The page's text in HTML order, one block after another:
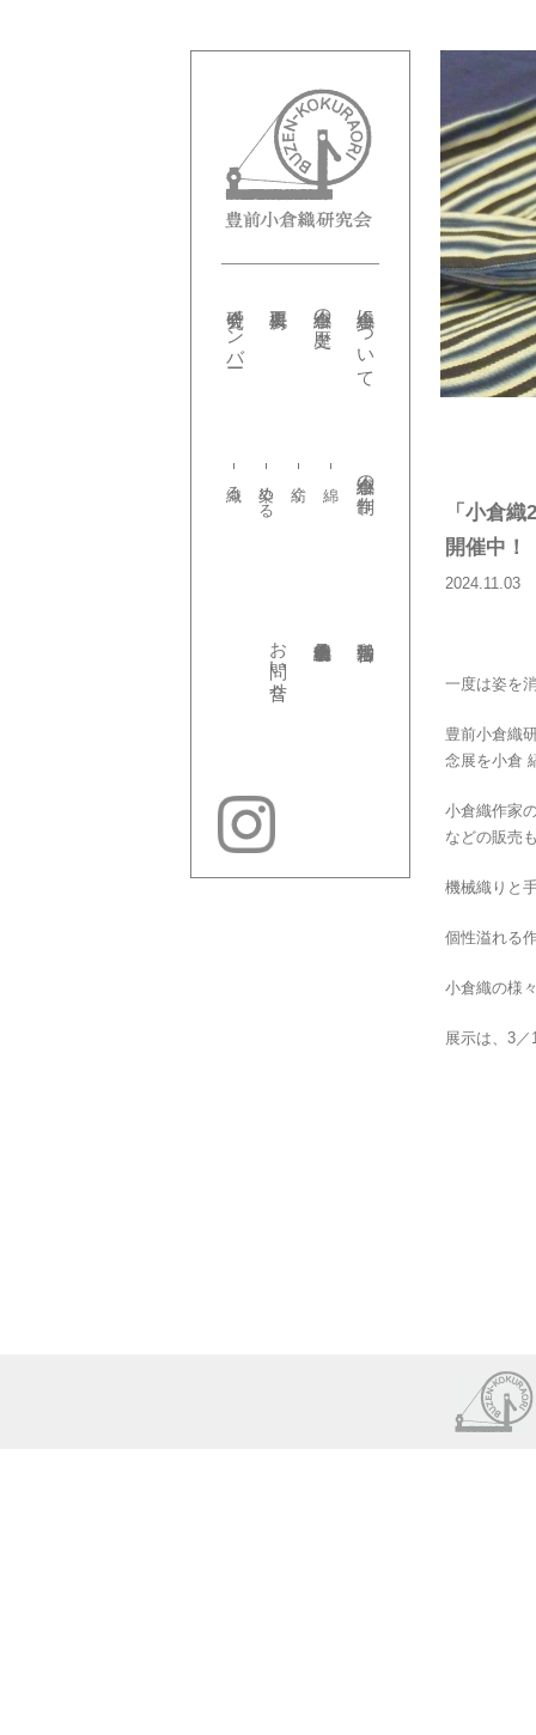
小倉織について
小倉織の歴史
研究会メンバー
小倉織の制作
紡ぐ
染める
織る
お問い合せ
「小倉
開催中！
2024.11.03
一度は姿を
豊前小倉織
念展を小倉
小倉織作家
などの販売
機械織りと
個性溢れる
小倉織の様
展示は、3